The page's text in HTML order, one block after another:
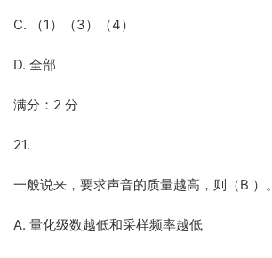
C. （1）（3）（4）
D. 全部
满分：2 分
21.
一般说来，要求声音的质量越高，则（B ）。
A. 量化级数越低和采样频率越低